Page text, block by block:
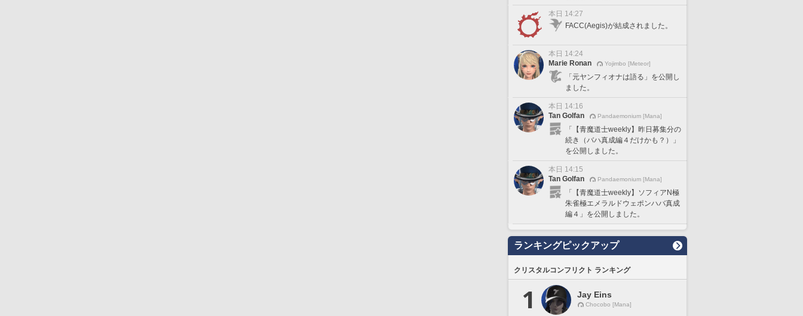
本日 14:27
FACC(Aegis)が結成されました。
本日 14:24
Marie Ronan
Yojimbo [Meteor]
「元ヤンフィオナは語る」を公開し
ました。
本日 14:16
Tan Golfan
Pandaemonium [Mana]
「【青魔道士weekly】昨日募集分の
続き（バハ真成編４だけかも？）」
を公開しました。
本日 14:15
Tan Golfan
Pandaemonium [Mana]
「【青魔道士weekly】ソフィアN極
朱雀極エメラルドウェポンハバ真成
編４」を公開しました。
ランキングピックアップ
クリスタルコンフリクト ランキング
1 Jay Eins
Chocobo [Mana]